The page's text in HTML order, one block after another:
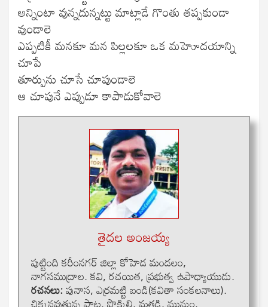
అన్నింటా వున్నదున్నట్టు మాట్లాడే గొంతు తప్పకుండా
వుండాలె
ఎప్పటికీ మనకూ మన పిల్లలకూ ఒక మహెూదయాన్ని
చూపే
తూర్పును చూసే చూపుండాలె
ఆ చూపునే ఎప్పుడూ కాపాడుకోవాలె
తైదల అంజయ్య
పుట్టింది కరీంనగర్ జిల్లా కోహెడ మండలం,
నాగసముద్రాల. కవి, రచయిత, ప్రభుత్వ ఉపాధ్యాయుడు.
రచనలు:పునాస, ఎర్రమట్టి బండి(కవితా సంకలనాలు).